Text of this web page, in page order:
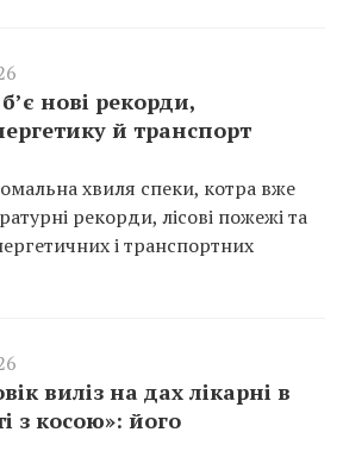
нові рекорди,
й транспорт
хвиля спеки, котра вже
рекорди, лісові пожежі та
і транспортних
виліз на дах лікарні в
з косою»: його